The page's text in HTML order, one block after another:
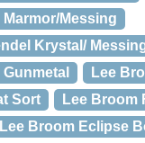
Messing
Krystal/
Lee
Sort
Lee Broom
Lee Broom Eclipse